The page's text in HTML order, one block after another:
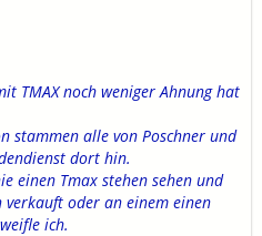
TMAX noch weniger Ahnung hat
stammen alle von Poschner und
dort hin.
einen Tmax stehen sehen und
oder an einem einen
ich.